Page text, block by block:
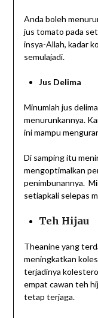
Anda boleh
jus tomato pada
insya-Allah, kadar
semulajadi.
Jus Delima
Minumlah jus
menurunkannya.
ini mampu
Di samping itu
mengoptimalkan
penimbunannya.
setiapkali selepas
Teh Hijau
Theanine yang
meningkatkan
terjadinya
empat cawan teh
tetap terjaga.